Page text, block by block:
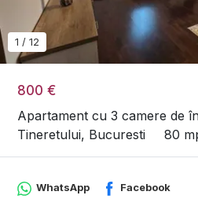
800 €
Apartament cu 3 camere de
Tineretului, Bucuresti
80
1 / 12
WhatsApp Facebook